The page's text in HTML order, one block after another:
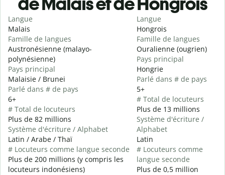
Langue
Malais
Famille de langues
Austronésienne (malayo-
polynésienne)
Pays principal
Malaisie / Brunei
Parlé dans # de pays
6+
# Total de locuteurs
Plus de 82 millions
Système d'écriture / Alphabet
Latin / Arabe / Thaï
# Locuteurs comme langue seconde
Plus de 200 millions (y compris les
locuteurs indonésiens)
Langue
Hongrois
Famille de langues
Ouralienne (ougrien)
Pays principal
Hongrie
Parlé dans # de pays
5+
# Total de locuteurs
Plus de 13 millions
Système d'écriture /
Alphabet
Latin
# Locuteurs comme
langue seconde
Plus de 0,5 million